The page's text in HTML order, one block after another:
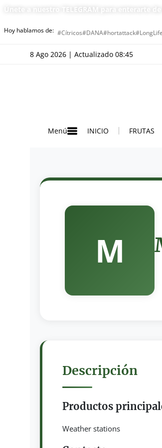
Únete a nuestro TELEGRAM para enterarte
Hoy hablamos de: #Cítricos#DANA#hortattack
8 Ago 2026 | Actualizado 08:45
Menú INICIO FRUTAS
M
Descripción
Productos
Weather stations